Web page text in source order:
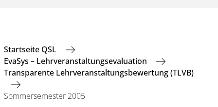
Startseite QSL
EvaSys – Lehrveranstaltungsevaluation
Transparente Lehrveranstaltungsbewertung (TLVB)
Sommersemester 2005